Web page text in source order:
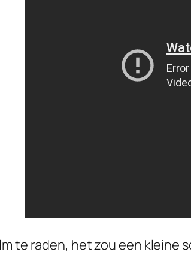
te raden, het zou een kleine